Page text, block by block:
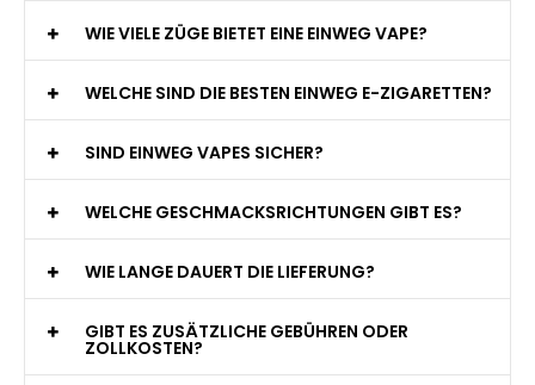
WIE VIELE ZÜGE BIETET EINE EINWEG VAPE?
WELCHE SIND DIE BESTEN EINWEG E-ZIGARETTEN?
SIND EINWEG VAPES SICHER?
WELCHE GESCHMACKSRICHTUNGEN GIBT ES?
WIE LANGE DAUERT DIE LIEFERUNG?
GIBT ES ZUSÄTZLICHE GEBÜHREN ODER
ZOLLKOSTEN?